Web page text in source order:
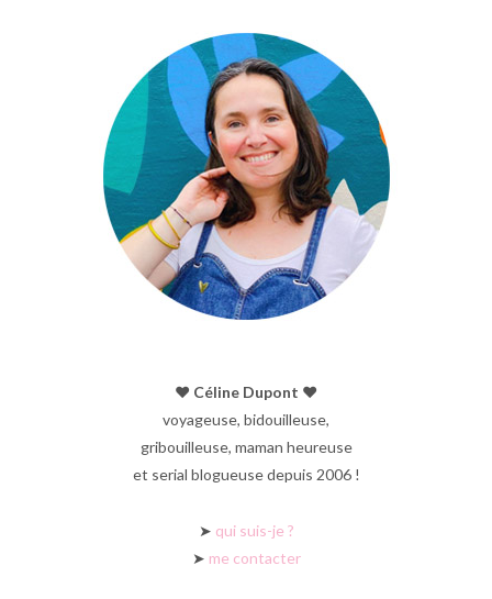
♥︎ Céline Dupont ♥︎
voyageuse, bidouilleuse,
gribouilleuse, maman heureuse
et serial blogueuse depuis 2006 !
➤ qui suis-je ?
➤ me contacter